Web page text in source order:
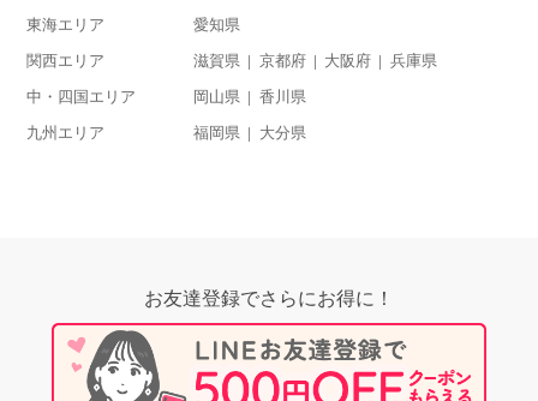
東海エリア 愛知県
関西エリア 滋賀県 京都府 大阪府 兵庫県
中・四国エリア 岡山県 香川県
九州エリア 福岡県 大分県
お友達登録でさらにお得に！